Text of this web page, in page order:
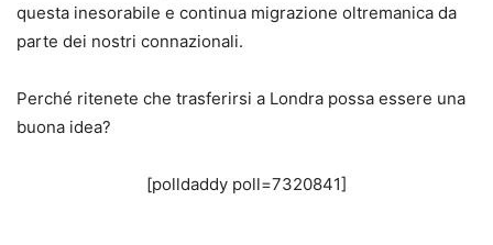
questa inesorabile e continua migrazione oltremanica da
parte dei nostri connazionali.
Perché ritenete che trasferirsi a Londra possa essere una
buona idea?
[polldaddy poll=7320841]